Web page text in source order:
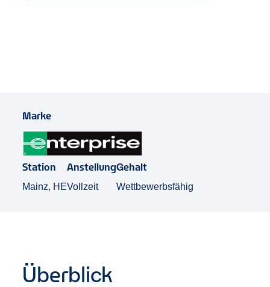
Marke
Station
Mainz, HE
Anstellung
Vollzeit
Gehalt
Wettbewerbsfähig
Überblick